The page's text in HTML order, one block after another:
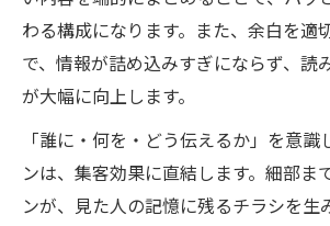
過剰装飾の落とし穴を避け
ビフォーアフターで分かる
情報詰め込み過ぎのNG例に
デザインの4大原則で仕上がり向
チラシデザインに活きる4大
わる構成になります。また、余白を適
で、情報が詰め込みすぎにならず、読
が大幅に向上します。
「誰に・何を・どう伝えるか」を意識
ンは、集客効果に直結します。細部ま
ンが、見た人の記憶に残るチラシを生